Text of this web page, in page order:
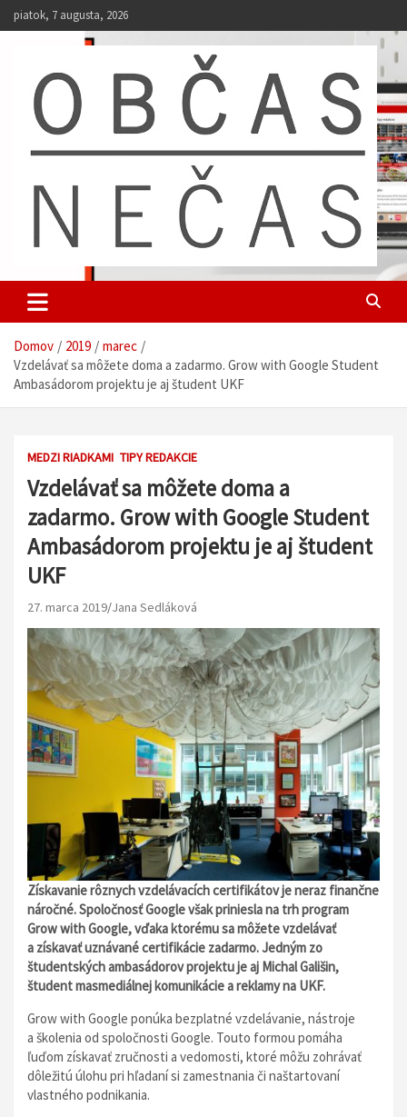
k
piatok, 7 augusta, 2026
Občas Nečas
Domov 2019
marec
Vzdelávať sa môžete doma a zadarmo. Grow with Google Student
Ambasádorom projektu je aj študent UKF
MEDZI RIADKAMI TIPY REDAKCIE
Vzdelávať sa môžete doma a
zadarmo. Grow with Google Student
Ambasádorom projektu je aj študent
UKF
27. marca 2019 Jana Sedláková
Získavanie rôznych vzdelávacích certifikátov je neraz finančne
náročné. Spoločnosť Google však priniesla na trh program
Grow with Google, vďaka ktorému sa môžete vzdelávať
a získavať uznávané certifikácie zadarmo. Jedným zo
študentských ambasádorov projektu je aj Michal Gališin,
študent masmediálnej komunikácie a reklamy na UKF.
Grow with Google ponúka bezplatné vzdelávanie, nástroje
a školenia od spoločnosti Google. Touto formou pomáha
ľuďom získavať zručnosti a vedomosti, ktoré môžu zohrávať
dôležitú úlohu pri hľadaní si zamestnania či naštartovaní
vlastného podnikania.